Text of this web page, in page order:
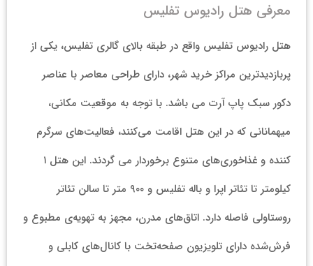
معرفی هتل رادیوس تفلیس
هتل رادیوس تفلیس واقع در طبقه بالای گالری تفلیس، یکی از
پربازدیدترین مراکز خرید شهر، دارای طراحی معاصر با عناصر
دکور سبک پاپ آرت می باشد. با توجه به موقعیت مکانی،
میهمانانی که در این هتل اقامت می‌کنند، فعالیت‌های سرگرم
کننده و غذاخوری‌های متنوع برخوردار می گردند. این هتل ۱
کیلومتر تا تئاتر اپرا و باله تفلیس و ۹۰۰ متر تا سالن تئاتر
روستاولی فاصله دارد. اتاق‌های مدرن، مجهز به تهویه‌ی مطبوع و
فرش‌شده دارای تلویزیون صفحه‌تخت با کانال‌های کابلی و